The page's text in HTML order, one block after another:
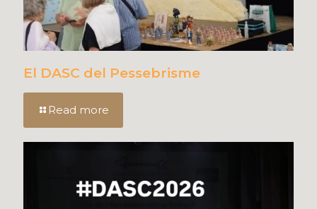
El DASC del Pessebrisme
Read more